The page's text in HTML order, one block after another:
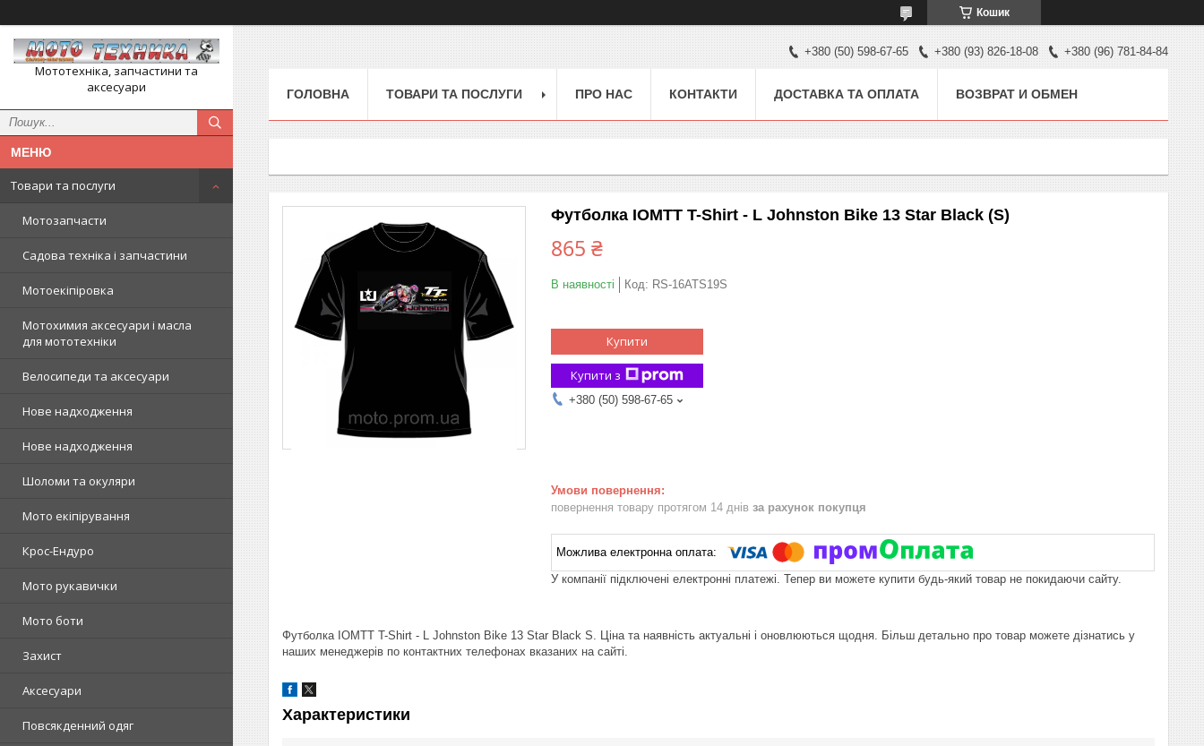
Кошик
Мототехніка, запчастини та
аксесуари
Товари та послуги
Мотозапчасти
Садова техніка і запчастини
Мотоекіпіровка
Мотохимия аксесуари і масла
для мототехніки
Велосипеди та аксесуари
Нове надходження
Нове надходження
Шоломи та окуляри
Мото екіпірування
Крос-Ендуро
Мото рукавички
Мото боти
Захист
Аксесуари
Повсякденний одяг
+380 (50) 598-67-65 +380 (93) 826-18-08 +380 (96) 781-84-84
ГОЛОВНА ТОВАРИ ТА ПОСЛУГИ ПРО НАС КОНТАКТИ ДОСТАВКА ТА ОПЛАТА ВОЗВРАТ И ОБМЕН
Футболка IOMTT T-Shirt - L Johnston Bike 13 Star Black (S)
865 ₴
В наявності Код: RS-16ATS19S
Купити
Купити з
+380 (50) 598-67-65
повернення товару протягом 14 днів за рахунок покупця
У компанії підключені електронні платежі. Тепер ви можете купити будь-який товар не покидаючи сайту.
Футболка IOMTT T-Shirt - L Johnston Bike 13 Star Black S. Ціна та наявність актуальні і оновлюються щодня. Більш детально про товар можете дізнатись у
наших менеджерів по контактних телефонах вказаних на сайті.
Характеристики